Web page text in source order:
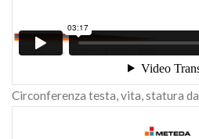
Circonferenza testa, vita, statura